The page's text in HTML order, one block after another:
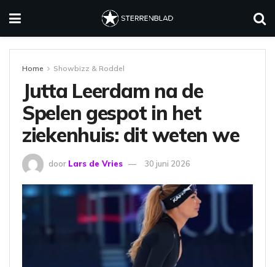
Home Showbizz & Roddel
Jutta Leerdam na de
Spelen gespot in het
ziekenhuis: dit weten we
door Lars de Vries 30 juni 2026